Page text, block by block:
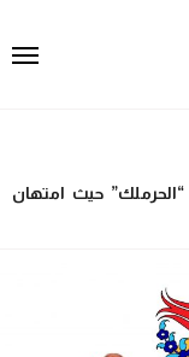
“الحرملك” حيث امتهان